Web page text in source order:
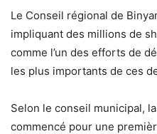
Le Conseil régional de
impliquant des millions de
comme l’un des efforts de
les plus importants de ces
Selon le conseil municipal,
commencé pour une